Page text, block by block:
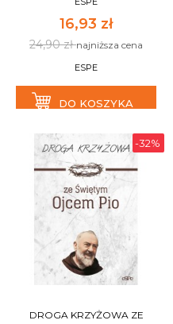
16,93 zł
24,90 złnajniższa cena
ESPE
DO KOSZYKA
-32%
DROGA KRZYŻOWA ZE